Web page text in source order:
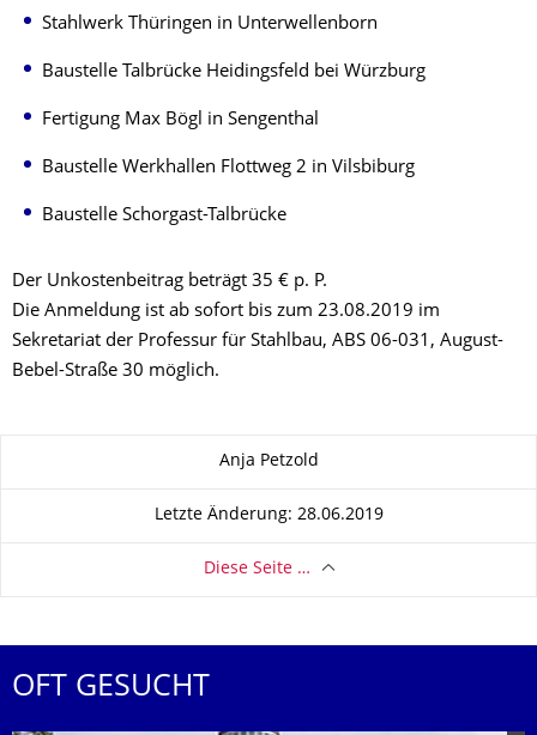
Stahlwerk Thüringen in Unterwellenborn
Baustelle Talbrücke Heidingsfeld bei Würzburg
Fertigung Max Bögl in Sengenthal
Baustelle Werkhallen Flottweg 2 in Vilsbiburg
Baustelle Schorgast-Talbrücke
Der Unkostenbeitrag beträgt 35 € p. P.
Die Anmeldung ist ab sofort bis zum 23.08.2019 im
Sekretariat der Professur für Stahlbau, ABS 06-031, August-
Bebel-Straße 30 möglich.
Anja Petzold
Letzte Änderung: 28.06.2019
Diese Seite …
OFT GESUCHT